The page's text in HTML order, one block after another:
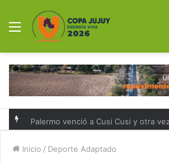
Menú
Palermo venció a Cusi Cusi y otra
Inicio / Deporte Adaptado